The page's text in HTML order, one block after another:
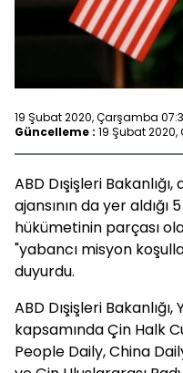
19 Şubat 2020, Çarşamba
Güncelleme : 19 Şubat
ABD Dışişleri
ajansının da yer
hükümetinin parçası
"yabancı misyon
duyurdu.
ABD Dışişleri
kapsamında Çin Halk
People Daily, China